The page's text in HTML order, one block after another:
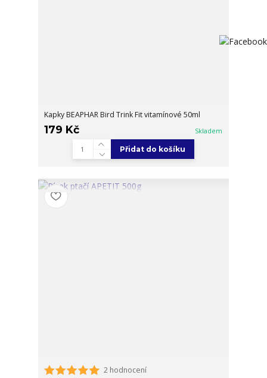
Kapky BEAPHAR Bird Trink Fit vitamínové 50ml
179 Kč Skladem
Přidat do košíku
2 hodnocení